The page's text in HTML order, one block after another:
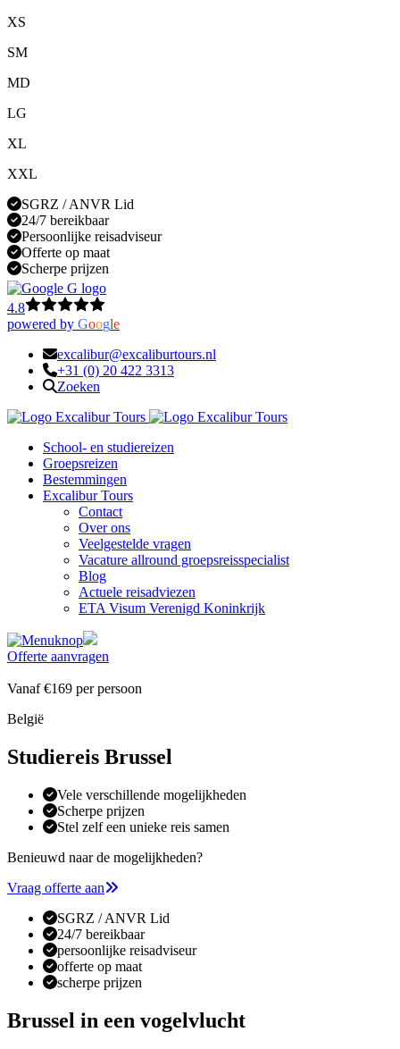
XS
SM
MD
LG
XL
XXL
SGRZ / ANVR Lid
24/7 bereikbaar
Persoonlijke reisadviseur
Offerte op maat
Scherpe prijzen
4.8
powered by Google
excalibur@excaliburtours.nl
+31 (0) 20 422 3313
Zoeken
School- en studiereizen
Groepsreizen
Bestemmingen
Excalibur Tours
Contact
Over ons
Veelgestelde vragen
Vacature allround groepsreisspecialist
Blog
Actuele reisadviezen
ETA Visum Verenigd Koninkrijk
Offerte aanvragen
Vanaf €169 per persoon
België
Studiereis Brussel
Vele verschillende mogelijkheden
Scherpe prijzen
Stel zelf een unieke reis samen
Benieuwd naar de mogelijkheden?
Vraag offerte aan
SGRZ / ANVR Lid
24/7 bereikbaar
persoonlijke reisadviseur
offerte op maat
scherpe prijzen
Brussel in een vogelvlucht